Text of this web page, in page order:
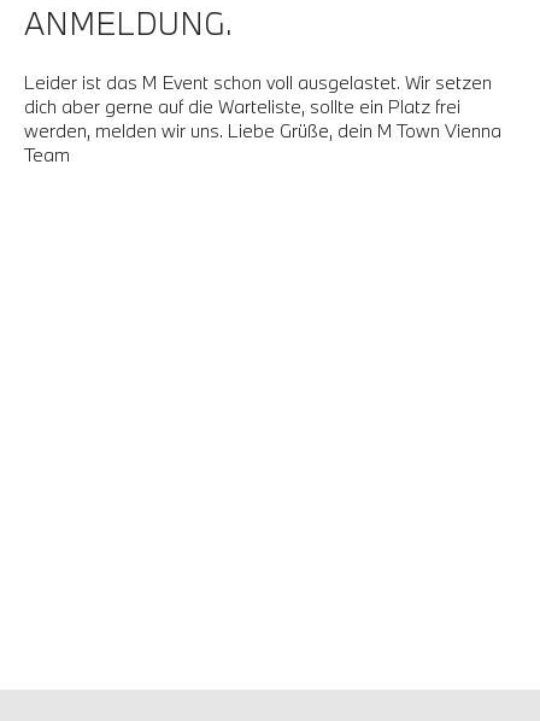
ANMELDUNG.
Leider ist das M Event schon voll ausgelastet. Wir setzen
dich aber gerne auf die Warteliste, sollte ein Platz frei
werden, melden wir uns. Liebe Grüße, dein M Town Vienna
Team